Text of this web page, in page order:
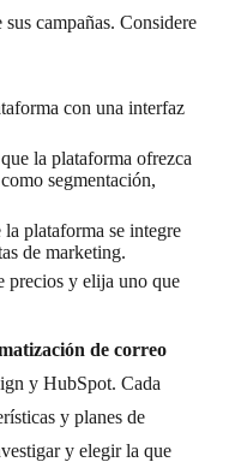
campañas. Considere
con una interfaz
la plataforma ofrezca
segmentación,
la plataforma se integre
de marketing.
precios y elija uno que
de correo
y HubSpot. Cada
y planes de
y elegir la que